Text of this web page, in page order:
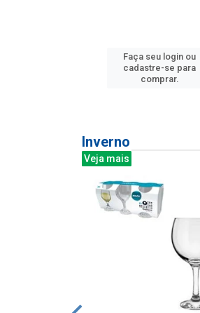
Faça seu login ou
cadastre-se para
comprar.
Inverno
Veja mais